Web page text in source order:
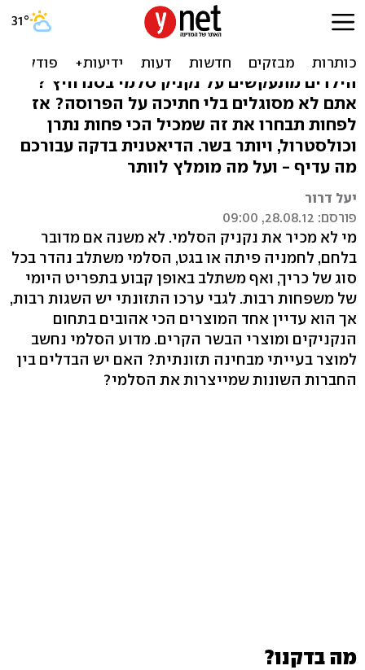
איזה נקניק סלמי הכי פחות
מזיק? דיאטנית בדקה
הילדים מתעקשים על נקניק סלמי בסנדוויץ'?
אתם לא מסוגלים בלי חתיכה על הפרוסה? אז
לפחות תבחרו את זה שמכיל הכי פחות נתרן
וכולסטרול, ויותר בשר. הדיאטנית בדקה עבורכם
מה עדיף - ועל מה מומלץ לוותר
יעל דרור
פורסם: 28.08.12, 09:00
מי לא מכיר את נקניק הסלמי. לא משנה אם מדובר
בלחם, לחמניה פיתה או בגט, הסלמי משתלב נהדר בכל
סוג של כריך, ואף משתלב באופן קבוע בתפריט היומי
של משפחות רבות. לגבי ערכו התזונתי יש השגות רבות,
אך הוא עדיין אחד המוצרים הכי אהובים בתחום
הנקניקים ומוצרי הבשר הקרים. מדוע הסלמי נחשב
למוצר בעייתי מבחינה תזונתית? האם יש הבדלים בין
החברות השונות שמייצרות את הסלמי?
מה בדקנו?